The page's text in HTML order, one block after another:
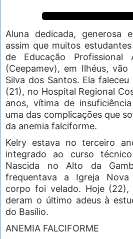
Aluna dedicada, generosa
assim que muitos
de Educação Profissional
(Ceepamev), em Ilhéus,
Silva dos Santos. Ela
(21), no Hospital Regional
anos, vítima de
uma das complicações que
da anemia falciforme.
Kelry estava no terceiro
integrado ao curso
Nascida no Alto da
frequentava a Igreja
corpo foi velado. Hoje (22),
deram o último adeus à
do Basílio.
ANEMIA FALCIFORME